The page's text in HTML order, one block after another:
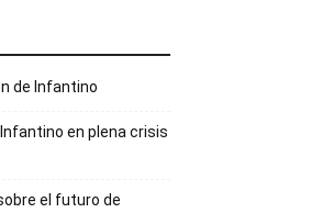
de Infantino
Infantino en plena crisis
el futuro de